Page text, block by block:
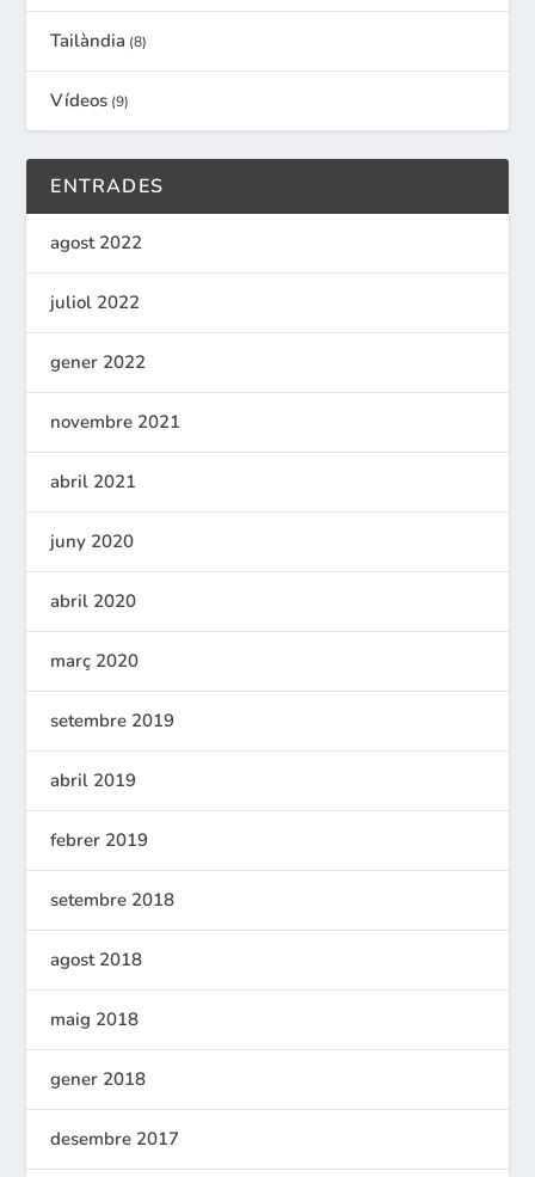
Tailàndia (8)
Vídeos (9)
ENTRADES
agost 2022
juliol 2022
gener 2022
novembre 2021
abril 2021
juny 2020
abril 2020
març 2020
setembre 2019
abril 2019
febrer 2019
setembre 2018
agost 2018
maig 2018
gener 2018
desembre 2017